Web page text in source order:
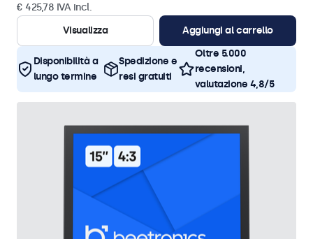
€ 425,78 IVA incl.
Visualizza
Aggiungi al carrello
Disponibilità a
lungo termine
Spedizione e
resi gratuiti
Oltre 5.000
recensioni,
valutazione 4,8/5